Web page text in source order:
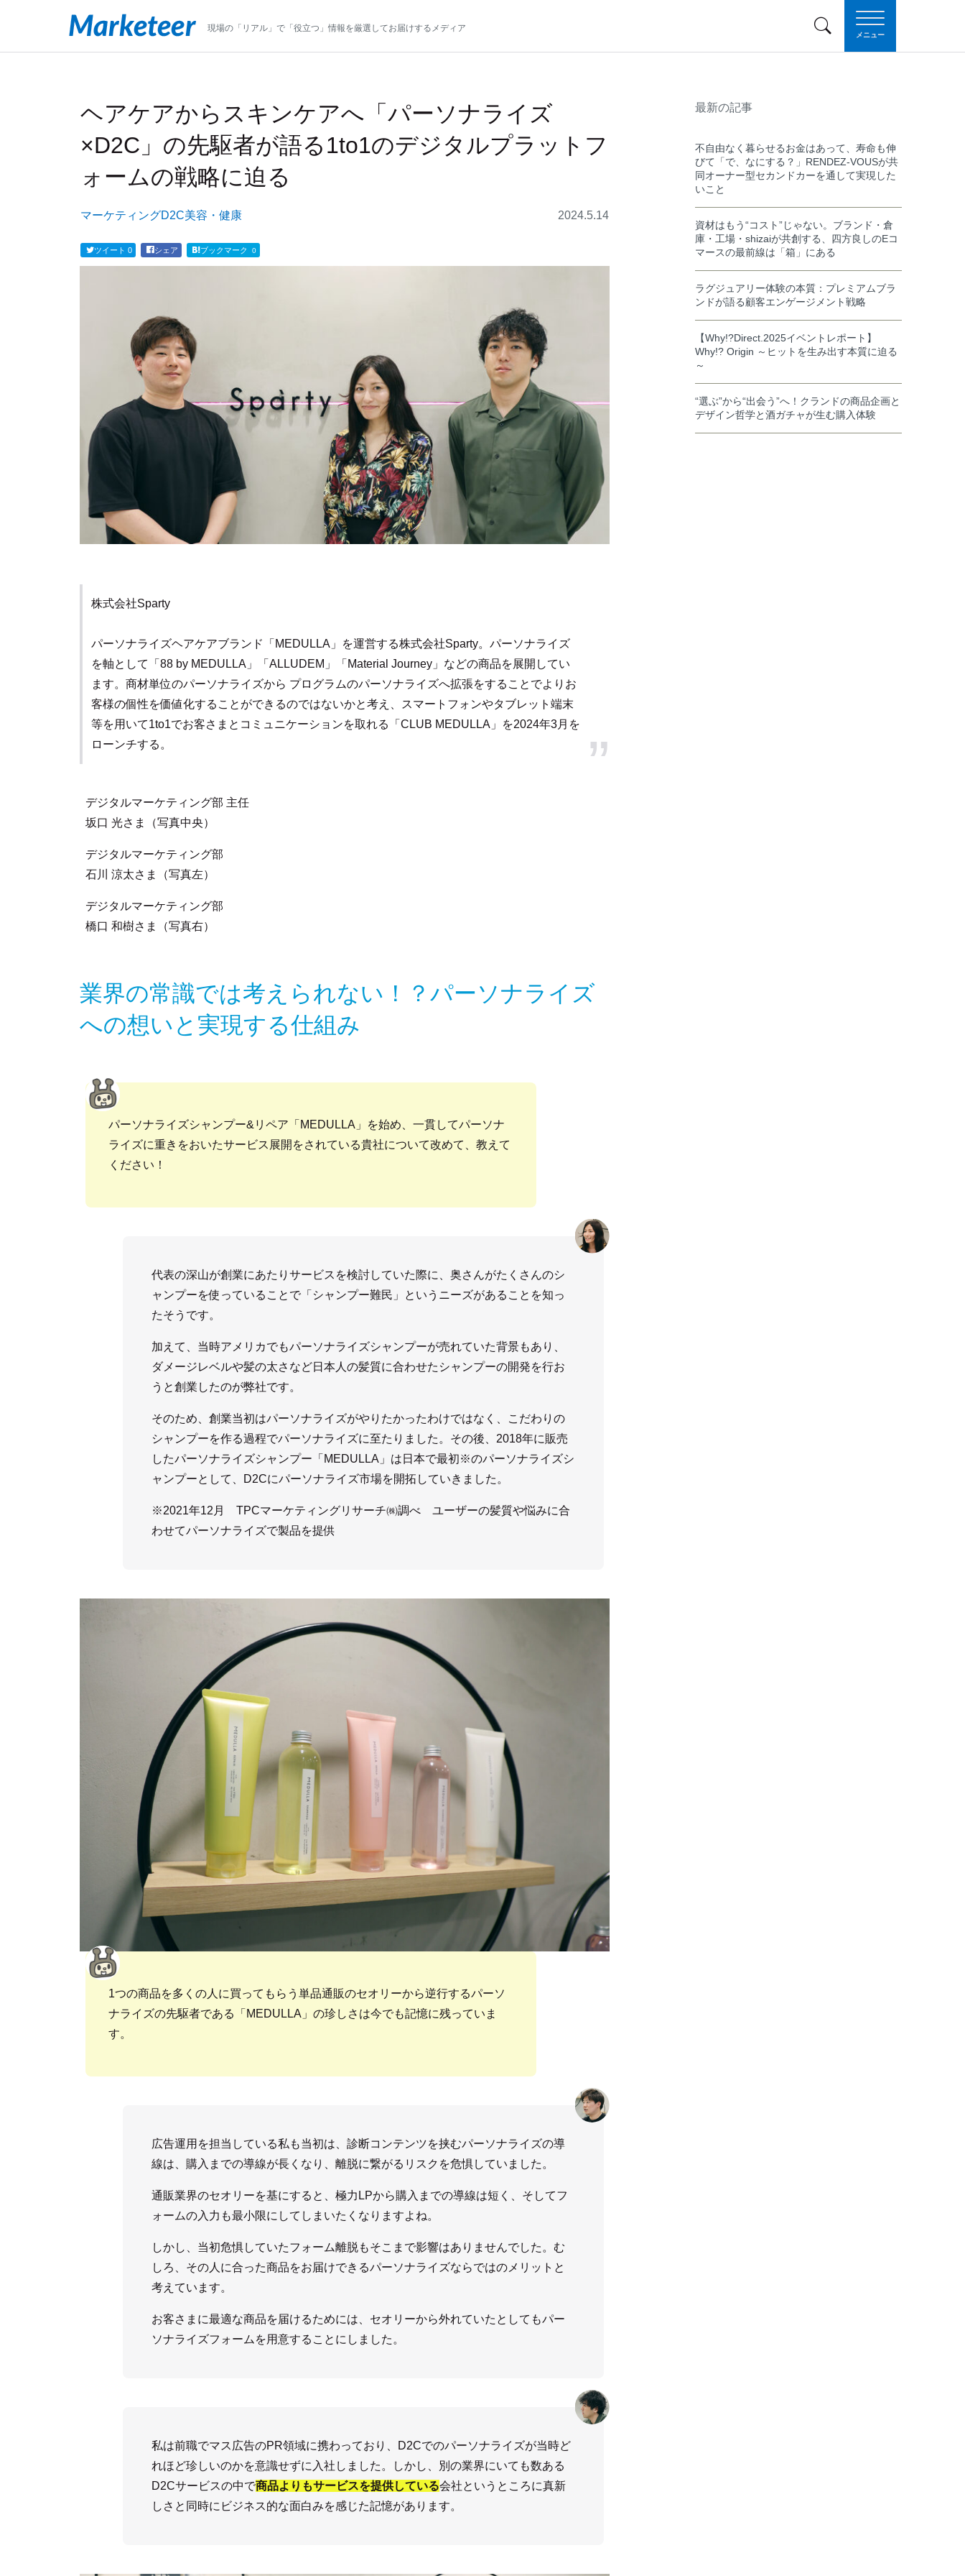
現場の「リアル」で「役立つ」情報を厳選してお届けするメディア
メニュー
ヘアケアからスキンケアへ「パーソナライズ
×D2C」の先駆者が語る1to1のデジタルプラットフ
ォームの戦略に迫る
マーケティングD2C美容・健康 2024.5.14
ツイート 0 シェア ブックマーク 0
株式会社Sparty
パーソナライズヘアケアブランド「MEDULLA」を運営する株式会社Sparty。パーソナライズ
を軸として「88 by MEDULLA」「ALLUDEM」「Material Journey」などの商品を展開してい
ます。商材単位のパーソナライズから プログラムのパーソナライズへ拡張をすることでよりお
客様の個性を価値化することができるのではないかと考え、スマートフォンやタブレット端末
等を用いて1to1でお客さまとコミュニケーションを取れる「CLUB MEDULLA」を2024年3月を
ローンチする。
デジタルマーケティング部 主任
坂口 光さま（写真中央）
デジタルマーケティング部
石川 涼太さま（写真左）
デジタルマーケティング部
橋口 和樹さま（写真右）
業界の常識では考えられない！？パーソナライズ
への想いと実現する仕組み
パーソナライズシャンプー&リペア「MEDULLA」を始め、一貫してパーソナ
ライズに重きをおいたサービス展開をされている貴社について改めて、教えて
ください！
代表の深山が創業にあたりサービスを検討していた際に、奥さんがたくさんのシ
ャンプーを使っていることで「シャンプー難民」というニーズがあることを知っ
たそうです。
加えて、当時アメリカでもパーソナライズシャンプーが売れていた背景もあり、
ダメージレベルや髪の太さなど日本人の髪質に合わせたシャンプーの開発を行お
うと創業したのが弊社です。
そのため、創業当初はパーソナライズがやりたかったわけではなく、こだわりの
シャンプーを作る過程でパーソナライズに至たりました。その後、2018年に販売
したパーソナライズシャンプー「MEDULLA」は日本で最初※のパーソナライズシ
ャンプーとして、D2Cにパーソナライズ市場を開拓していきました。
※2021年12月 TPCマーケティングリサーチ㈱調べ ユーザーの髪質や悩みに合
わせてパーソナライズで製品を提供
1つの商品を多くの人に買ってもらう単品通販のセオリーから逆行するパーソ
ナライズの先駆者である「MEDULLA」の珍しさは今でも記憶に残っていま
す。
広告運用を担当している私も当初は、診断コンテンツを挟むパーソナライズの導
線は、購入までの導線が長くなり、離脱に繋がるリスクを危惧していました。
通販業界のセオリーを基にすると、極力LPから購入までの導線は短く、そしてフ
ォームの入力も最小限にしてしまいたくなりますよね。
しかし、当初危惧していたフォーム離脱もそこまで影響はありませんでした。む
しろ、その人に合った商品をお届けできるパーソナライズならではのメリットと
考えています。
お客さまに最適な商品を届けるためには、セオリーから外れていたとしてもパー
ソナライズフォームを用意することにしました。
私は前職でマス広告のPR領域に携わっており、D2Cでのパーソナライズが当時ど
れほど珍しいのかを意識せずに入社しました。しかし、別の業界にいても数ある
D2Cサービスの中で商品よりもサービスを提供している会社というところに真新
しさと同時にビジネス的な面白みを感じた記憶があります。
最新の記事
不自由なく暮らせるお金はあって、寿命も伸
びて「で、なにする？」RENDEZ-VOUSが共
同オーナー型セカンドカーを通して実現した
いこと
資材はもう“コスト”じゃない。ブランド・倉
庫・工場・shizaiが共創する、四方良しのEコ
マースの最前線は「箱」にある
ラグジュアリー体験の本質：プレミアムブラ
ンドが語る顧客エンゲージメント戦略
【Why!?Direct.2025イベントレポート】
Why!? Origin ～ヒットを生み出す本質に迫る
～
“選ぶ”から“出会う”へ！クランドの商品企画と
デザイン哲学と酒ガチャが生む購入体験